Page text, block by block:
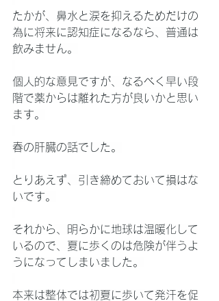
たかが、鼻水と涙を抑えるためだけの
為に将来に認知症になるなら、普通は
飲みません。
個人的な意見ですが、なるべく早い段
階で薬からは離れた方が良いかと思い
ます。
春の肝臓の話でした。
とりあえず、引き締めておいて損はな
いです。
それから、明らかに地球は温暖化して
いるので、夏に歩くのは危険が伴うよ
うになってしまいました。
本来は整体では初夏に歩いて発汗を促